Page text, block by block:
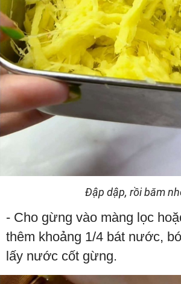
Đập dập, rồi băm
- Cho gừng vào màng lọc
thêm khoảng 1/4 bát nước,
lấy nước cốt gừng.